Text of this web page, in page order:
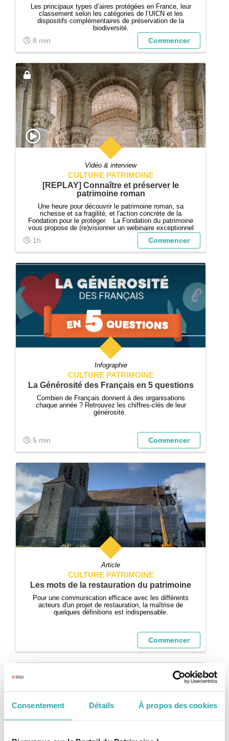
Consentement Détails À propos des cookies
Les principaux types d’aires protégées en France, leur
classement selon les catégories de l’UICN et les
dispositifs complémentaires de préservation de la
biodiversité.
8 min Commencer
Vidéo & interview
CULTURE PATRIMOINE
[REPLAY] Connaître et préserver le
patrimoine roman
Une heure pour découvrir le patrimoine roman, sa
richesse et sa fragilité, et l'action concrète de la
Fondation pour le protéger. La Fondation du patrimoine
vous propose de (re)visionner un webinaire exceptionnel
sur l’art roman et sa préservation. Deux temps forts
rythment cette rencontre...
1h Commencer
Infographie
CULTURE PATRIMOINE
La Générosité des Français en 5 questions
Combien de Français donnent à des organisations
chaque année ? Retrouvez les chiffres-clés de leur
générosité.
5 min Commencer
Article
CULTURE PATRIMOINE
Les mots de la restauration du patrimoine
Pour une communication efficace avec les différents
acteurs d'un projet de restauration, la maîtrise de
quelques définitions est indispensable.
Commencer